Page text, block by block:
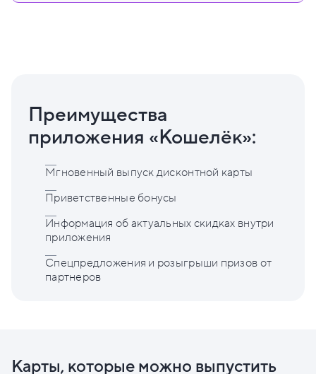
Преимущества
приложения «Кошелёк»:
Мгновенный выпуск дисконтной карты
Приветственные бонусы
Информация об актуальных скидках внутри
приложения
Спецпредложения и розыгрыши призов от
партнеров
Карты, которые можно выпустить